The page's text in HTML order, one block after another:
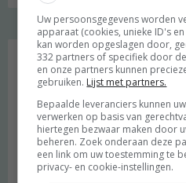
Favoriet
Uw persoonsgegevens worden
apparaat (cookies, unieke ID's
kan worden opgeslagen door,
332 partners of specifiek door
en onze partners kunnen
gebruiken. Lijst met partners.
Bepaalde leveranciers kunnen
verwerken op basis van
hiertegen bezwaar maken door
beheren. Zoek onderaan deze
een link om uw toestemming te
privacy- en cookie-instellingen.